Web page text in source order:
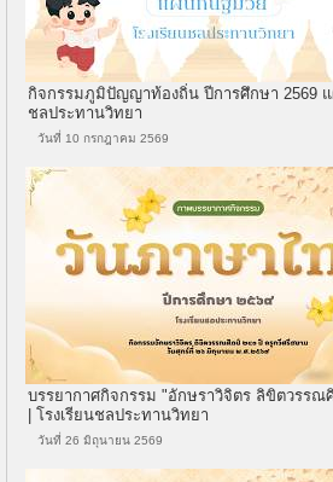
กิจกรรมภูมิปัญญาท้องถิ่น ปีการศึกษา 2569 แ
ชลประทานวิทยา
วันที่ 10 กรกฎาคม 2569
บรรยากาศกิจกรรม "อักษราวิจิตร ลิขิตวรร
| โรงเรียนชลประทานวิทยา
วันที่ 26 มิถุนายน 2569